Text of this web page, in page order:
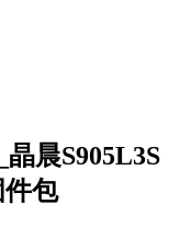
晨S905L3S
件包